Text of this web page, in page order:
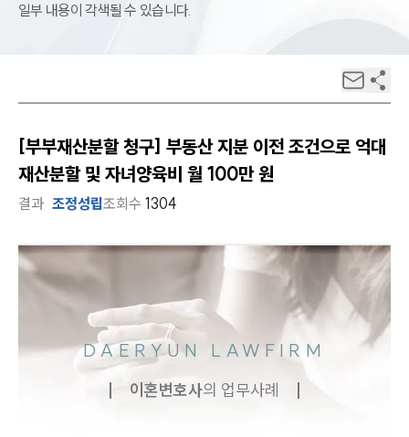
일부 내용이 각색될 수 있습니다.
[부부재산분할 청구] 부동산 지분 이전 조건으로 억대
재산분할 및 자녀양육비 월 100만 원
결과 조정성립조회수 1304
DAERYUN LAWFIRM
이혼변호사의 업무사례